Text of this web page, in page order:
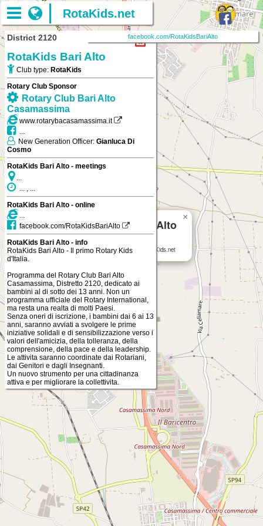
RotaKids Bari Alto
RotaKids Bari Alto on RotaKids.net
×
RotaKids.net
District 2120
RotaKids Bari Alto
Club type: RotaKids
Rotary Club Sponsor
Rotary Club Bari Alto
Casamassima
www.rotarybacasamassima.it
...
New Generation Officer: Gianluca Di
Cosmo
RotaKids Bari Alto - meetings
...
... , ...
RotaKids Bari Alto - online
...
facebook.com/RotaKidsBariAlto
RotaKids Bari Alto - info
RotaKids Bari Alto - Il primo Rotary Kids
d'Italia.
Programma del Rotary Club Bari Alto
Casamassima, Distretto 2120, dedicato ai
bambini al di sotto dei 13 anni. Non un
programma ufficiale del Rotary International,
ma resta una realta di molti Paesi.
Senza oneri di iscrizione, i bambini dai 6 ai 13
anni, saranno avviati a svolgere le prime
iniziative solidali e di sensibilizzazione verso i
valori dell'amicizia, della tolleranza, della
comprensione, della pace e della leadership.
Le attivita saranno coordinate dai Rotariani,
dai Genitori e dagli Insegnanti.
Un nuovo strumento per una cittadinanza
attiva e per migliorare la collettivita.
facebook.com/RotaKidsBariAlto